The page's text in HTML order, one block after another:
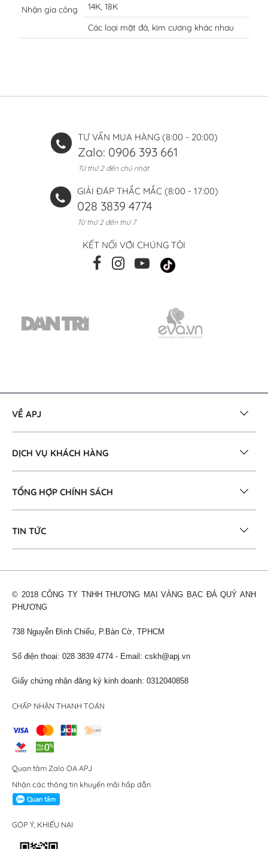
Nhận gia công
14K, 18K
Các loại mặt đá, kim cương khác nhau
TƯ VẤN MUA HÀNG (8:00 - 20:00)
Zalo: 0906 393 661
Từ thứ 2 đến chủ nhật
GIẢI ĐÁP THẮC MẮC (8:00 - 17:00)
028 3839 4774
Từ thứ 2 đến thứ 7
KẾT NỐI VỚI CHÚNG TÔI
VỀ APJ
DỊCH VỤ KHÁCH HÀNG
TỔNG HỢP CHÍNH SÁCH
TIN TỨC
© 2018 CÔNG TY TNHH THƯƠNG MẠI VÀNG BẠC ĐÁ QUÝ ANH
PHƯƠNG
738 Nguyễn Đình Chiểu, P.Bàn Cờ, TPHCM
Số điện thoại: 028 3839 4774 - Email: cskh@apj.vn
Giấy chứng nhận đăng ký kinh doanh: 0312040858
CHẤP NHẬN THANH TOÁN
Quan tâm Zalo OA APJ
Nhận các thông tin khuyến mãi hấp dẫn
GÓP Ý, KHIẾU NẠI